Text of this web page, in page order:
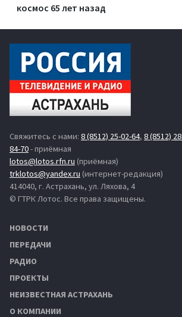
космос 65 лет назад
Свяжитесь с нами: 8 (8512) 25-02-64, 8 (8512)
84-70- приёмная
lotos@lotos.rfn.ru (приёмная)
trklotos@yandex.ru (интернет-редакция)
414040, г. Астрахань, ул. Ляхова, 4
© ГТРК Лотос. Все права защищены.
НОВОСТИ
ПЕРЕДАЧИ
РАДИО
ПРОЕКТЫ
НЕИЗВЕСТНАЯ АСТРАХАНЬ
О КОМПАНИИ